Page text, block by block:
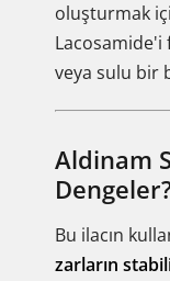
oluşturmak
Lacosamide'i
veya sulu bir
Aldinam
Bu ilacın
zarların